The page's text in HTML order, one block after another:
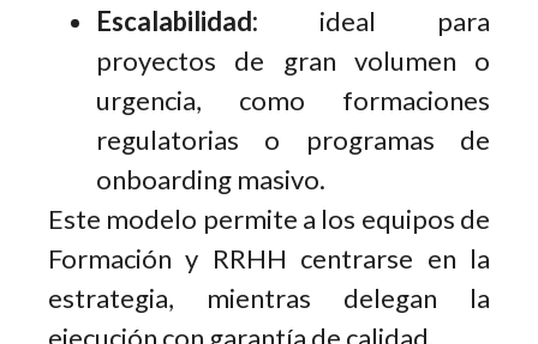
Escalabilidad: ideal para
proyectos de gran volumen o
urgencia, como formaciones
regulatorias o programas de
onboarding masivo.
Este modelo permite a los equipos de
Formación y RRHH centrarse en la
estrategia, mientras delegan la